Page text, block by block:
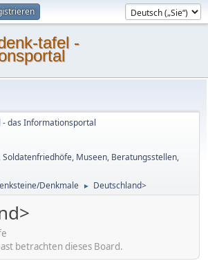
tafel -
- das Informationsportal
Museen, Beratungsstellen,
Denkmale ► Deutschland>
betrachten dieses Board.